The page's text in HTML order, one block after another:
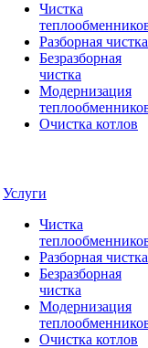
Чистка
Разборная чистка
Безразборная
чистка
Модернизация
Очистка котлов
Услуги
Чистка
Разборная чистка
Безразборная
чистка
Модернизация
Очистка котлов